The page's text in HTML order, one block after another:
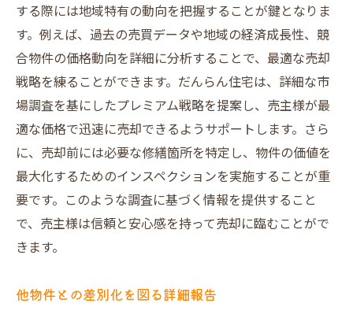
する際には地域特有の動向を把握することが鍵となりま
す。例えば、過去の売買データや地域の経済成長性、競
合物件の価格動向を詳細に分析することで、最適な売却
戦略を練ることができます。だんらん住宅は、詳細な市
場調査を基にしたプレミアム戦略を提案し、売主様が最
適な価格で迅速に売却できるようサポートします。さら
に、売却前には必要な修繕箇所を特定し、物件の価値を
最大化するためのインスペクションを実施することが重
要です。このような調査に基づく情報を提供すること
で、売主様は信頼と安心感を持って売却に臨むことがで
きます。
他物件との差別化を図る詳細報告